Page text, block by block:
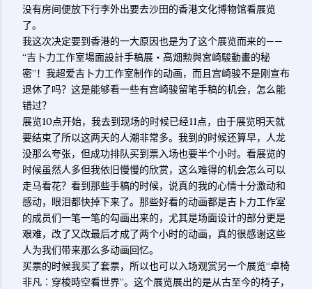
没有房间便放下行李外出要去沙田的香港文化博物馆看展览
了。
我这次决定要到香港的一大原因也是为了这个展览而来的——
“吉卜力工作室場面設計手稿展‧高畑勲與宮崎駿動畫的秘
密”！我超爱吉卜力工作室制作的动画，而且宫崎骏不是刚宣布
退休了吗？这是能够看一些有宫崎骏留笔手稿的机会，怎么能
错过？
展览10点开始，我去到现场的时候已经11点，由于展览明天就
要结束了所以这两天的人潮非常多。我到的时候还算早，人龙
没那么夸张，但成功排队买到票入场也要半个小时。看展览的
时候虽然人多但我依旧慢慢的欣赏，这么难得的机会怎么可以
走马看花？看到那些手稿的时候，说真的我的心情十分激动和
感动，眼泪都快掉下来了。那些好看的动画都是吉卜力工作室
的成员们一笔一笔的勾画出来的，尤其是场面设计的部分更是
艰难，改了又改最后才成了两个小时的动画，真的很感谢这些
人为我们带来那么多动画回忆。
买票的时候我买了套票，所以也可以入场观赏另一个展览“卓椅
非凡︰穿梭時空看世界”。这个展览展出的是从古至今的椅子，